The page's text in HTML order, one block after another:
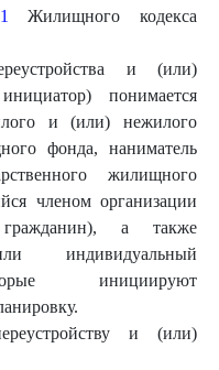
Жилищного кодекса
и (или)
понимается
и (или) нежилого
фонда, наниматель
жилищного
членом организации
а также
индивидуальный
инициируют
и (или)